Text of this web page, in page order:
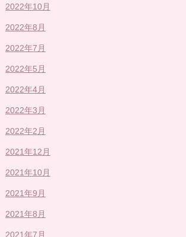
2022年10月
2022年8月
2022年7月
2022年5月
2022年4月
2022年3月
2022年2月
2021年12月
2021年10月
2021年9月
2021年8月
2021年7月